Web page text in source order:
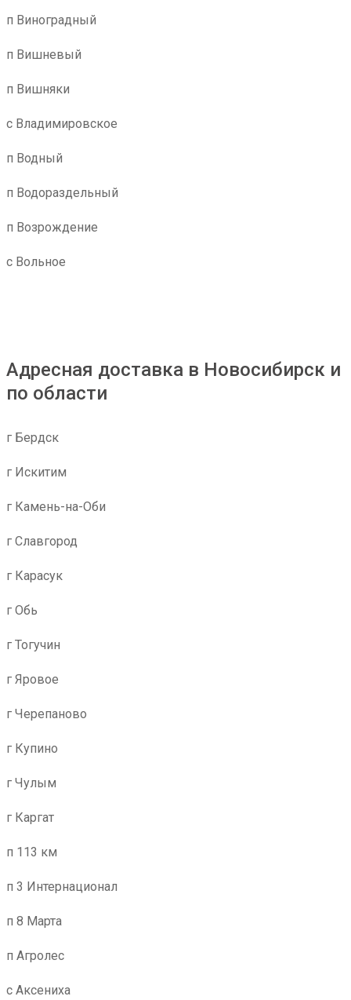
п Виноградный
п Вишневый
п Вишняки
с Владимировское
п Водный
п Водораздельный
п Возрождение
с Вольное
Адресная доставка в Новосибирск и
по области
г Бердск
г Искитим
г Камень-на-Оби
г Славгород
г Карасук
г Обь
г Тогучин
г Яровое
г Черепаново
г Купино
г Чулым
г Каргат
п 113 км
п 3 Интернационал
п 8 Марта
п Агролес
с Аксениха